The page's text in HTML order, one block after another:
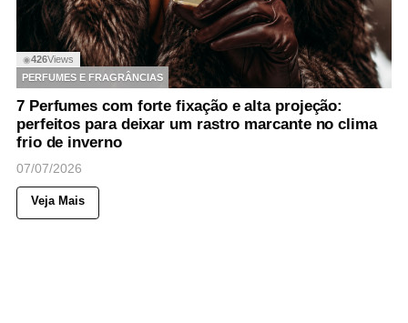
◉426Views
PERFUMES E FRAGRÂNCIAS
7 Perfumes com forte fixação e alta projeção:
perfeitos para deixar um rastro marcante no clima
frio de inverno
07/07/2026
Veja Mais